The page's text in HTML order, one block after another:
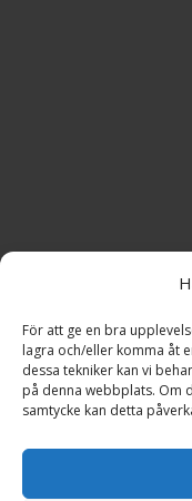
För att ge en bra
lagra och/eller komma åt
dessa tekniker kan vi
på denna webbplats. Om
samtycke kan detta
Påskägg 30cm
872 Views249kr
Ignatio & Julian